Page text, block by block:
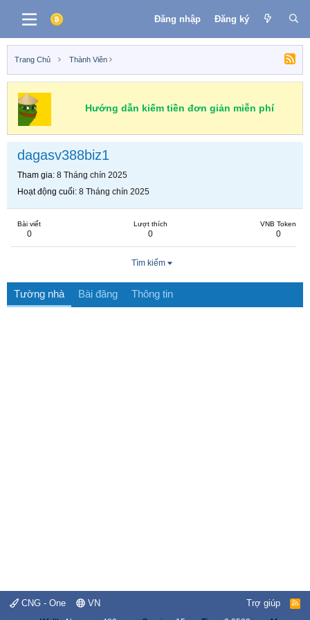
Đăng nhập Đăng ký
Trang Chủ Thành Viên
Hướng dẫn kiếm tiền đơn giản miễn phí
dagasv388biz1
Tham gia 8 Tháng chín 2025
Hoạt động cuối 8 Tháng chín 2025
Bài viết
0
Lượt thích
0
VNB Token
0
Tìm kiếm
Tường nhà Bài đăng Thông tin
CNG - One VN Trợ giúp
R